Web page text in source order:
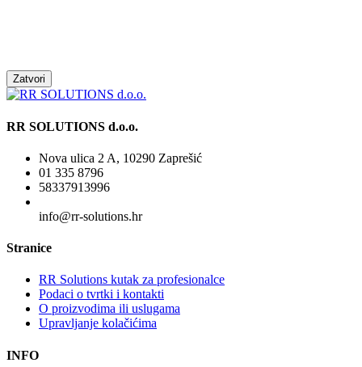
Zatvori
RR SOLUTIONS d.o.o.
Nova ulica 2 A, 10290 Zaprešić
01 335 8796
58337913996
info@rr-solutions.hr
Stranice
RR Solutions kutak za profesionalce
Podaci o tvrtki i kontakti
O proizvodima ili uslugama
Upravljanje kolačićima
INFO